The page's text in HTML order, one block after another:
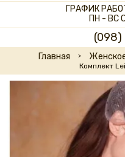
ГРАФИК
ПН - ВС
(098)
Главная
Комплект